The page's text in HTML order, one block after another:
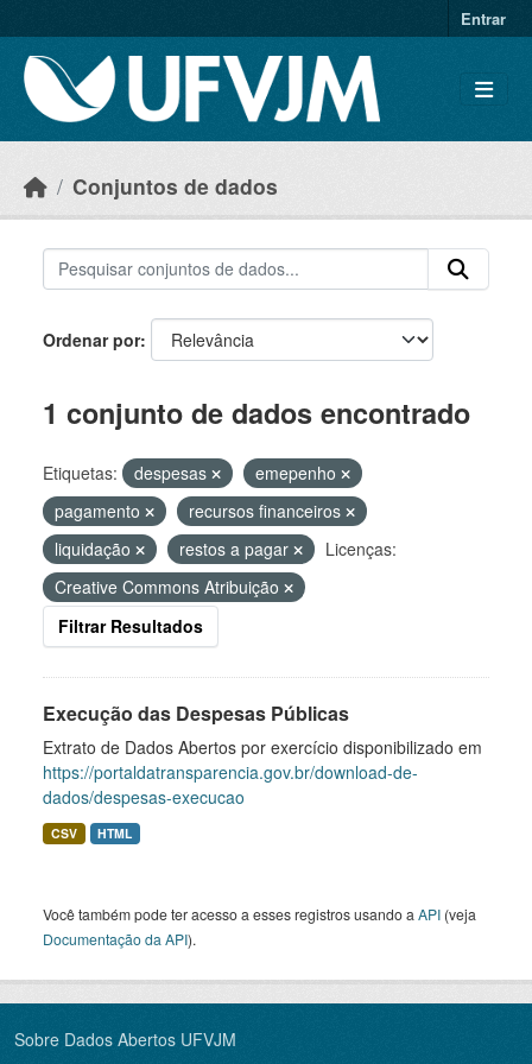
Entrar
Conjuntos de dados
Ordenar por
1 conjunto de dados encontrado
Etiquetas: despesas
emepenho
pagamento
recursos financeiros
liquidação
restos a pagar
Licenças:
Creative Commons Atribuição
Filtrar Resultados
Execução das Despesas Públicas
Extrato de Dados Abertos por exercício disponibilizado em
https://portaldatransparencia.gov.br/download-de-
dados/despesas-execucao
CSV HTML
Você também pode ter acesso a esses registros usando a API (veja
Documentação da API).
Sobre Dados Abertos UFVJM